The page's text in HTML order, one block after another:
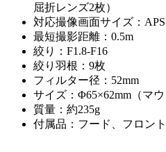
屈折レンズ2枚）
対応撮像画面サイズ：
最短撮影距離：0.5m
絞り：F1.8-F16
絞り羽根：9枚
フィルター径：52mm
サイズ：Φ65×62mm（マウ
質量：約235g
付属品：フード、フロン